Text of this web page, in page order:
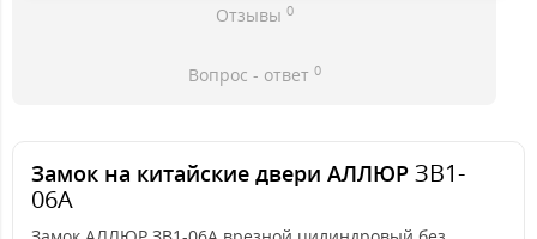
Отзывы 0
Вопрос - ответ 0
Замок на китайские двери АЛЛЮР ЗВ1-
06А